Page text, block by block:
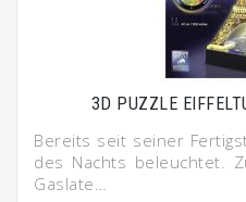
3D PUZZLE
Bereits seit seiner
des Nachts beleuchtet.
Gaslate…